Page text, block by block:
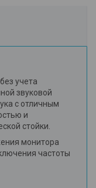
учета
звуковой
с отличным
и
стойки.
монитора
частоты